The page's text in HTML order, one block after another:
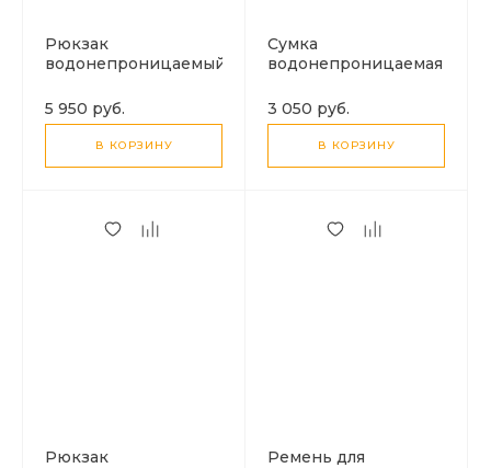
Рюкзак
водонепроницаемый
камеры и др., 5018,
PULUZ, с солнечной
батареей 12Вт,
черный
5 950 руб.
В КОРЗИНУ
Сумка
водонепроницаемая
камеры и др., 5016,
PULUZ, складная,
черный
3 050 руб.
В КОРЗИНУ
Рюкзак
Ремень для